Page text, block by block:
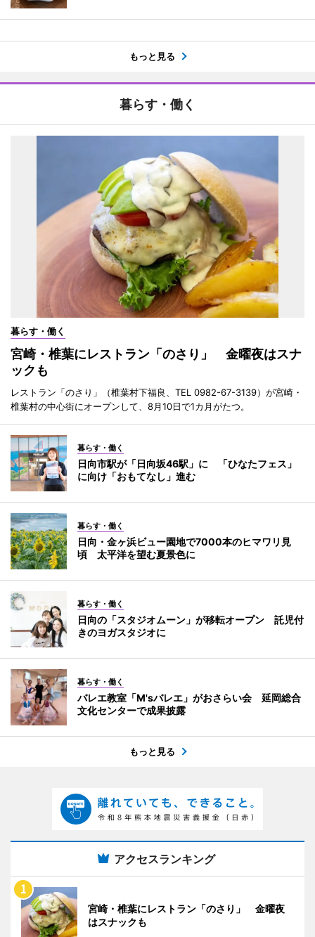
もっと見る
暮らす・働く
暮らす・働く
宮崎・椎葉にレストラン「のさり」 金曜夜はスナ
ックも
レストラン「のさり」（椎葉村下福良、TEL 0982-67-3139）が宮崎・
椎葉村の中心街にオープンして、8月10日で1カ月がたつ。
暮らす・働く
日向市駅が「日向坂46駅」に 「ひなたフェス」
に向け「おもてなし」進む
暮らす・働く
日向・金ヶ浜ビュー園地で7000本のヒマワリ見
頃 太平洋を望む夏景色に
暮らす・働く
日向の「スタジオムーン」が移転オープン 託児付
きのヨガスタジオに
暮らす・働く
バレエ教室「M'sバレエ」がおさらい会 延岡総合
文化センターで成果披露
もっと見る
アクセスランキング
宮崎・椎葉にレストラン「のさり」 金曜夜
はスナックも